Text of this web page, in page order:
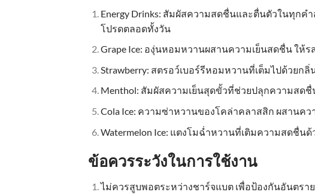
Energy Drinks: สัมผัสความสดชื่นและตื่นตัวในทุก
โปรดตลอดทั้งวัน
Grape Ice: องุ่นหอมหวานผสานความเย็นสดชื่น ใ
Strawberry: สตรอว์เบอร์รีหอมหวานที่เต็มไปด้วยก
Menthol: สัมผัสความเย็นสุดขั้วที่ช่วยปลุกความสด
Cola Ice: ความซ่าหวานของโคล่าคลาสสิก ผสานค
Watermelon Ice: แตงโมฉ่ำหวานที่เติมความสดชื่น
ข้อควรระวังในการใช้งาน
ไม่ควรสูบพอตระหว่างชาร์จแบต เพื่อป้องกันอันตรา